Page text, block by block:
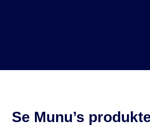
Se Munu’s